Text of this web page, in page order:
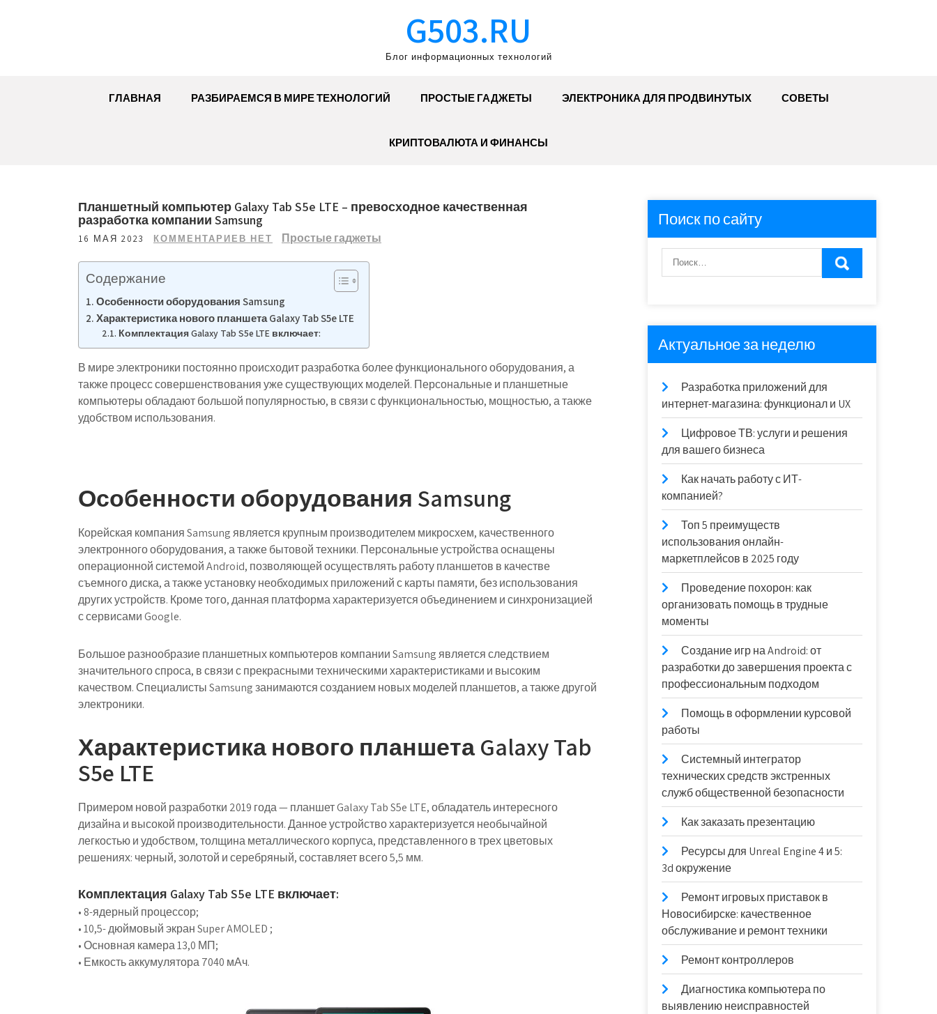
G503.RU
Блог информационных технологий
ГЛАВНАЯ РАЗБИРАЕМСЯ В МИРЕ ТЕХНОЛОГИЙ ПРОСТЫЕ ГАДЖЕТЫ ЭЛЕКТРОНИКА ДЛЯ ПРОДВИНУТЫХ СОВЕТЫ
КРИПТОВАЛЮТА И ФИНАНСЫ
Планшетный компьютер Galaxy Tab S5e LTE – превосходное качественная
разработка компании Samsung
16 МАЯ 2023 КОММЕНТАРИЕВ НЕТ Простые гаджеты
Содержание
Особенности оборудования Samsung
Характеристика нового планшета Galaxy Tab S5e LTE
Комплектация Galaxy Tab S5e LTE включает:
В мире электроники постоянно происходит разработка более функционального оборудования, а
также процесс совершенствования уже существующих моделей. Персональные и планшетные
компьютеры обладают большой популярностью, в связи с функциональностью, мощностью, а также
удобством использования.
Особенности оборудования Samsung
Корейская компания Samsung является крупным производителем микросхем, качественного
электронного оборудования, а также бытовой техники. Персональные устройства оснащены
операционной системой Android, позволяющей осуществлять работу планшетов в качестве
съемного диска, а также установку необходимых приложений с карты памяти, без использования
других устройств. Кроме того, данная платформа характеризуется объединением и синхронизацией
с сервисами Google.
Большое разнообразие планшетных компьютеров компании Samsung является следствием
значительного спроса, в связи с прекрасными техническими характеристиками и высоким
качеством. Специалисты Samsung занимаются созданием новых моделей планшетов, а также другой
электроники.
Характеристика нового планшета Galaxy Tab
S5e LTE
Примером новой разработки 2019 года — планшет Galaxy Tab S5e LTE, обладатель интересного
дизайна и высокой производительности. Данное устройство характеризуется необычайной
легкостью и удобством, толщина металлического корпуса, представленного в трех цветовых
решениях: черный, золотой и серебряный, составляет всего 5,5 мм.
Комплектация Galaxy Tab S5e LTE включает:
• 8-ядерный процессор;
• 10,5- дюймовый экран Super AMOLED ;
• Основная камера 13,0 МП;
• Емкость аккумулятора 7040 мАч.
Поиск по сайту
Актуальное за неделю
Разработка приложений для
интернет-магазина: функционал и UX
Цифровое ТВ: услуги и решения
для вашего бизнеса
Как начать работу с ИТ-
компанией?
Топ 5 преимуществ
использования онлайн-
маркетплейсов в 2025 году
Проведение похорон: как
организовать помощь в трудные
моменты
Создание игр на Android: от
разработки до завершения проекта с
профессиональным подходом
Помощь в оформлении курсовой
работы
Системный интегратор
технических средств экстренных
служб общественной безопасности
Как заказать презентацию
Ресурсы для Unreal Engine 4 и 5:
3d окружение
Ремонт игровых приставок в
Новосибирске: качественное
обслуживание и ремонт техники
Ремонт контроллеров
Диагностика компьютера по
выявлению неисправностей